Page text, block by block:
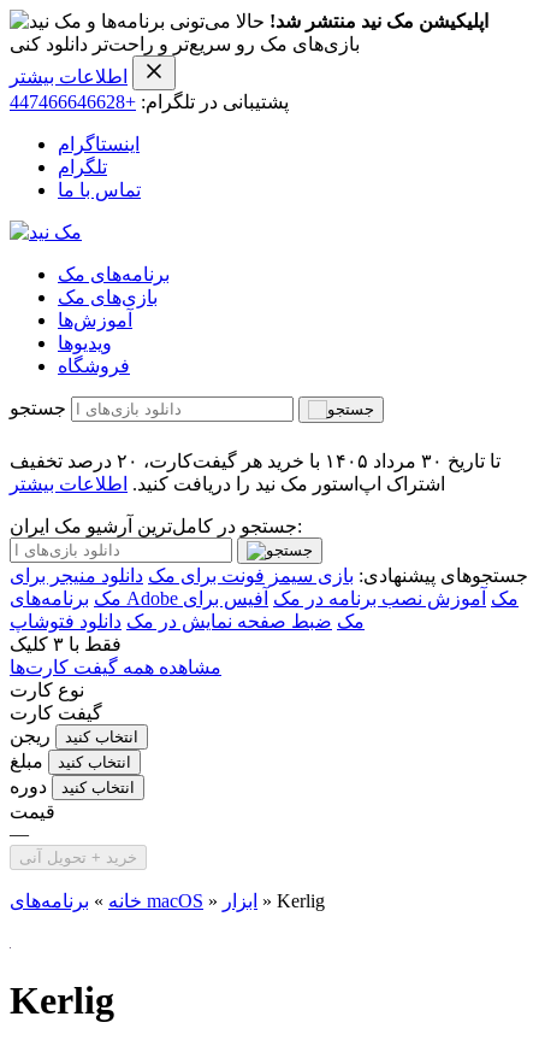
اپلیکیشن مک نید منتشر شد! حالا می‌تونی برنامه‌ها و
بازی‌های مک رو سریع‌تر و راحت‌تر دانلود کنی
اطلاعات بیشتر
پشتیبانی در تلگرام: +447466646628
اینستاگرام
تلگرام
تماس با ما
برنامه‌های مک
بازی‌های مک
آموزش‌ها
ویدیو‌ها
فروشگاه
جستجو
تا تاریخ ۳۰ مرداد ۱۴۰۵ با خرید هر گیفت‌کارت، ۲۰ درصد تخفیف
اشتراک اپ‌استور مک نید را دریافت کنید. اطلاعات بیشتر
جستجو در کامل‌ترین آرشیو مک ایران:
جستجوهای پیشنهادی: بازی سیمز فونت برای مک دانلود منیجر برای
مک
برنامه‌های Adobe مک آموزش نصب برنامه در مک آفیس برای
مک ضبط صفحه نمایش در مک دانلود فتوشاپ
فقط با ۳ کلیک
مشاهده همه گیفت کارت‌ها
نوع کارت
گیفت کارت
ریجن
انتخاب کنید
مبلغ انتخاب کنید
دوره انتخاب کنید
قیمت
—
خرید + تحویل آنی
خانه » برنامه‌های macOS » ابزار » Kerlig
Kerlig